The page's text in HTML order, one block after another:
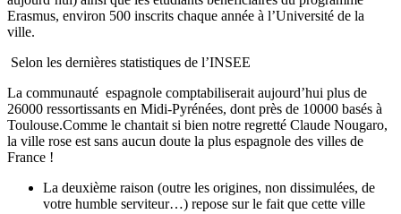
Erasmus, environ 500 inscrits chaque année à l’Université de la
ville.
Selon les dernières statistiques de l’INSEE
La communauté espagnole comptabiliserait aujourd’hui plus de
26000 ressortissants en Midi-Pyrénées, dont près de 10000 basés à
Toulouse.Comme le chantait si bien notre regretté Claude Nougaro,
la ville rose est sans aucun doute la plus espagnole des villes de
France !
La deuxième raison (outre les origines, non dissimulées, de
votre humble serviteur…) repose sur le fait que cette ville